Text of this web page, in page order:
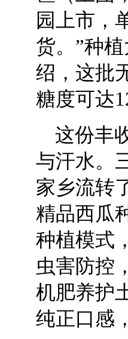
园上市，
货。”种
绍，这批
糖度可达
这份丰
与汗水。
家乡流转
精品西瓜
种植模式
虫害防控
机肥养护
纯正口感